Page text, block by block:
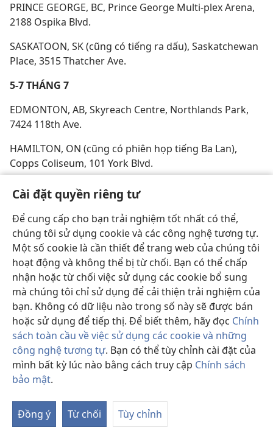
Cài đặt quyền riêng tư
Để cung cấp cho bạn trải nghiệm tốt nhất có thể,
chúng tôi sử dụng cookie và các công nghệ tương tự.
Một số cookie là cần thiết để trang web của chúng tôi
hoạt động và không thể bị từ chối. Bạn có thể chấp
nhận hoặc từ chối việc sử dụng các cookie bổ sung
mà chúng tôi chỉ sử dụng để cải thiện trải nghiệm của
bạn. Không có dữ liệu nào trong số này sẽ được bán
hoặc sử dụng để tiếp thị. Để biết thêm, hãy đọc Chính
sách toàn cầu về việc sử dụng các cookie và những
công nghệ tương tự. Bạn có thể tùy chỉnh cài đặt của
mình bất kỳ lúc nào bằng cách truy cập Chính sách
bảo mật.
Đồng ý Từ chối Tùy chỉnh
PRINCE GEORGE, BC, Prince George Multi-plex Arena,
2188 Ospika Blvd.
SASKATOON, SK (cũng có tiếng ra dấu), Saskatchewan
Place, 3515 Thatcher Ave.
5-7 THÁNG 7
EDMONTON, AB, Skyreach Centre, Northlands Park,
7424 118th Ave.
HAMILTON, ON (cũng có phiên họp tiếng Ba Lan),
Copps Coliseum, 101 York Blvd.
KAMLOOPS, BC, Sport Mart Place, 300 Lorne St.
KITCHENER, ON (chỉ có tiếng Tây Ban Nha), Kitchener
Memorial Auditorium Complex, 400 East Ave.
MONTREAL, QC (chỉ có tiếng Ả-rập), Assembly Hall of
Jehovah’s Witnesses, 12700, boul. Métropolitain Est,
Pointe-aux-Trembles.
MOUNT PEARL, NF, Mount Pearl Glacier, Olympic Dr.
QUEBEC CITY, QC (chỉ có tiếng Pháp), Colisée Pepsi,
250, boul. Wilfred-Hamel.
12-14 THÁNG 7
Hall of Jehovah’s Witnesses, 2594 Highway 7 W.
HAMILTON, ON, Copps Coliseum, 101 York Blvd.